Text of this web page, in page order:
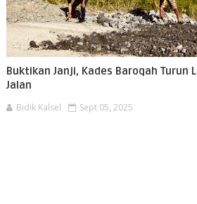
Buktikan Janji, Kades Baroqah Turun
Jalan
Bidik Kalsel Sept 05, 2025